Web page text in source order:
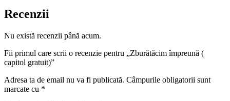
Recenzii
Nu există recenzii până acum.
Fii primul care scrii o recenzie pentru „Zburătăcim împreună (
capitol gratuit)”
Adresa ta de email nu va fi publicată. Câmpurile obligatorii sunt
marcate cu *